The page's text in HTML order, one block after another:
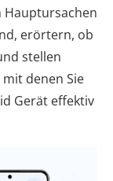
Hauptursachen
erörtern, ob
stellen
denen Sie
Gerät effektiv